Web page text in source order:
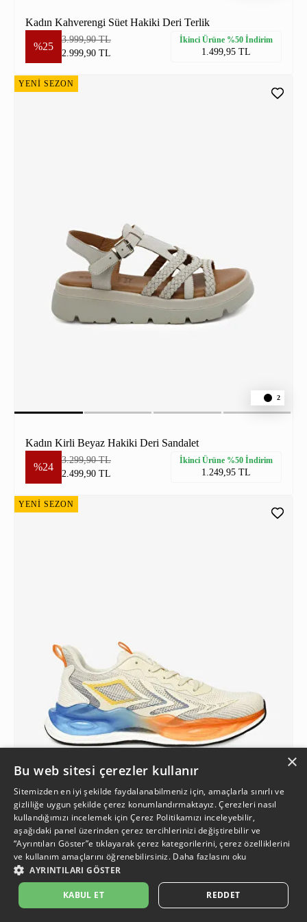
Kadın Kahverengi Süet Hakiki Deri Terlik
%25
3.999,90 TL
2.999,90 TL
İkinci Ürüne %50 İndirim
1.499,95 TL
YENİ SEZON
2
Kadın Kirli Beyaz Hakiki Deri Sandalet
%24
3.299,90 TL
2.499,90 TL
İkinci Ürüne %50 İndirim
1.249,95 TL
YENİ SEZON
Erkek Mavi Günlük Spor Ayakkabı
4.999,90 TL
3.999,90 TL
İkinci Ürüne %50 İndirim
1.999,95 TL
×
Bu web sitesi çerezler kullanır
Sitemizden en iyi şekilde faydalanabilmeniz için, amaçlarla sınırlı ve
gizliliğe uygun şekilde çerez konumlandırmaktayız. Çerezleri nasıl
kullandığımızı incelemek içinÇerez Politikamızı inceleyebilir,
aşağıdaki panel üzerinden çerez tercihlerinizi değiştirebilir ve
“Ayrıntıları Göster”e tıklayarak çerez kategorilerini, çerez özelliklerini
ve kullanım amaçlarını öğrenebilirsiniz. Daha fazlasını oku
AYRINTILARI GÖSTER
KABUL ET REDDET